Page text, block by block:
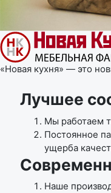
«Новая кухня» — это
Лучшее
Мы работаем
Постоянное
ущерба
Наше